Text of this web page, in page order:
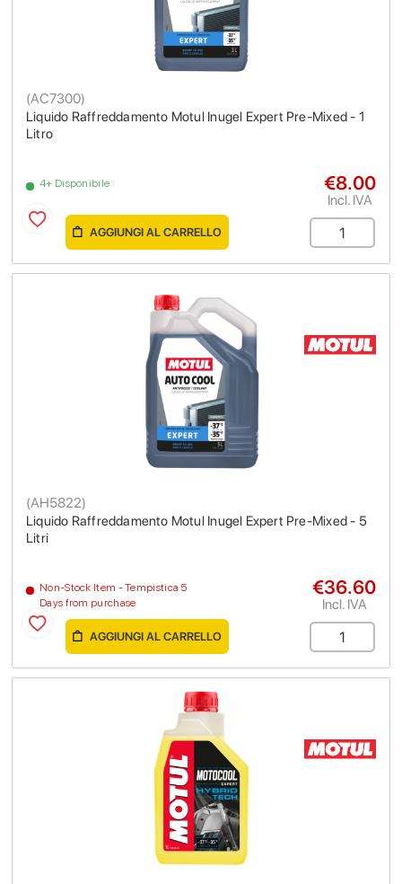
Liquido Raffreddamento Motul Inugel Expert Pre-Mixed - 1
Litro
(AC7300)
4+ Disponibile €8.00
Incl. IVA
AGGIUNGI AL CARRELLO
Liquido Raffreddamento Motul Inugel Expert Pre-Mixed - 5
Litri
(AH5822)
Non-Stock Item - Tempistica 5
Days from purchase
€36.60
Incl. IVA
AGGIUNGI AL CARRELLO